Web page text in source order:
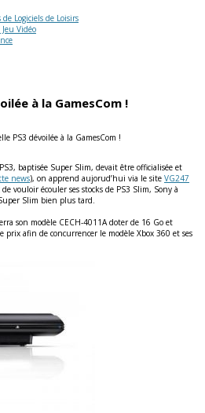
Logiciels de Loisirs
Vidéo
à la GamesCom !
PS3 dévoilée à la GamesCom !
baptisée Super Slim, devait être officialisée et
news), on apprend aujorud’hui via le site VG247
vouloir écouler ses stocks de PS3 Slim, Sony à
Slim bien plus tard.
son modèle CECH-4011A doter de 16 Go et
prix afin de concurrencer le modèle Xbox 360 et ses